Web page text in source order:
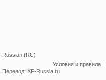
Russian (RU)
Условия и правила
Перевод: XF-Russia.ru